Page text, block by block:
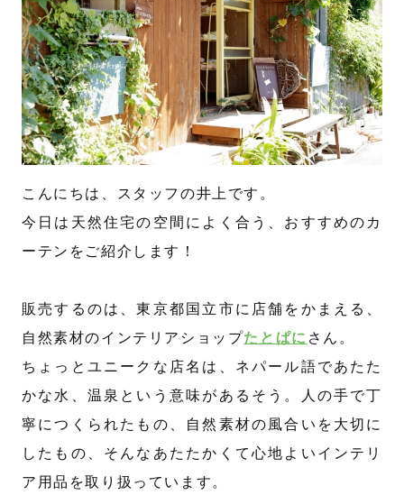
こんにちは、スタッフの井上です。
今日は天然住宅の空間によく合う、おすすめのカ
ーテンをご紹介します！
販売するのは、東京都国立市に店舗をかまえる、
自然素材のインテリアショップたとぱに さん。
ちょっとユニークな店名は、ネパール語であたた
かな水、温泉という意味があるそう。人の手で丁
寧につくられたもの、自然素材の風合いを大切に
したもの、そんなあたたかくて心地よいインテリ
ア用品を取り扱っています。